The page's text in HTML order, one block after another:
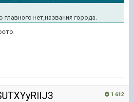
нет,названия города.
1 612